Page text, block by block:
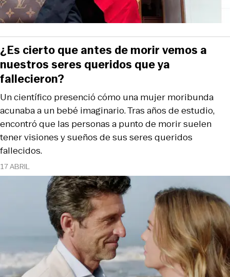
17 ABRIL
Un científico presenció cómo una mujer moribunda
acunaba a un bebé imaginario. Tras años de estudio,
encontró que las personas a punto de morir suelen
tener visiones y sueños de sus seres queridos
fallecidos.
¿Es cierto que antes de morir vemos a
nuestros seres queridos que ya
fallecieron?